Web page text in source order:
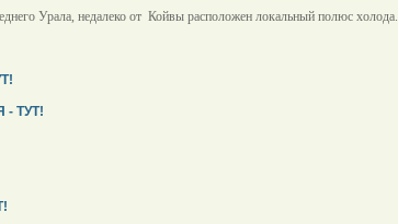
Урала, недалеко от Койвы расположен локальный полюс холода.
ТУТ!